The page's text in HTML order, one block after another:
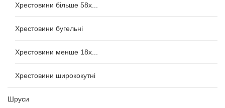
Хрестовини більше 58x...
Хрестовини бугельні
Хрестовини менше 18x...
Хрестовини ширококутні
Шруси